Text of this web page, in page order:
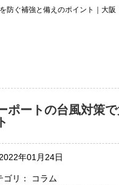
防ぐ補強と備えのポイント｜大
ポートの台風対策
2022年01月24日
ゴリ： コラム